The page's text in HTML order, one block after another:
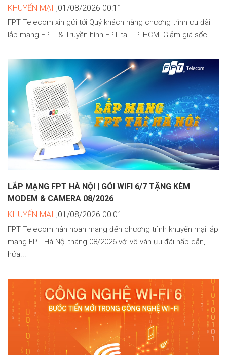
KHUYẾN MẠI ,01/08/2026 00:11
FPT Telecom xin gửi tới Quý khách hàng chương trình ưu đãi
lắp mạng FPT & Truyền hình FPT tại TP. HCM. Giảm giá sốc...
LẮP MẠNG FPT HÀ NỘI | GÓI WIFI 6/7 TẶNG KÈM
MODEM & CAMERA 08/2026
KHUYẾN MẠI ,01/08/2026 00:01
FPT Telecom hân hoan mang đến chương trình khuyến mại lắp
mạng FPT Hà Nội tháng 08/2026 với vô vàn ưu đãi hấp dẫn,
hứa...